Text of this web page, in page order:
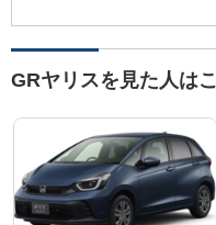
GRヤリスを見た人は